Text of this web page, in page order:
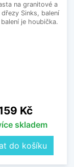
na granitové a
dřezy Sinks, balení
je houbička.
Kč
skladem
do košíku